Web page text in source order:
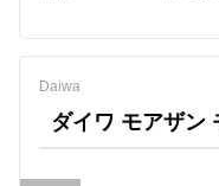
Daiwa
ダイワ モアザン